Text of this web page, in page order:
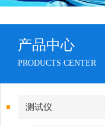
产品中心
PRODUCTS CENTER
测试仪